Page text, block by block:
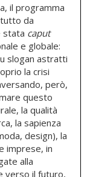
il programma
da
stata caput
e globale:
slogan astratti
la crisi
però,
questo
la qualità
la sapienza
design), la
imprese, in
alla
verso il futuro,